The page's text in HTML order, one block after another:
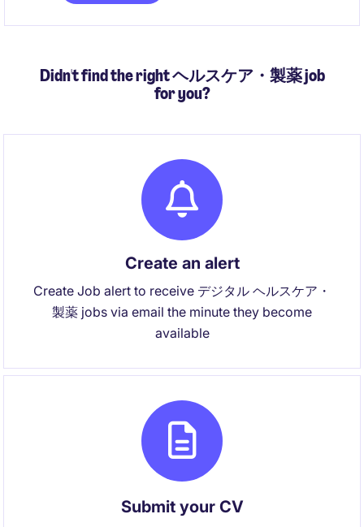
Didn't find the right ヘルスケア・製薬 job
for you?
Create an alert
Create Job alert to receive デジタル ヘルスケア・
製薬 jobs via email the minute they become
available
Submit your CV